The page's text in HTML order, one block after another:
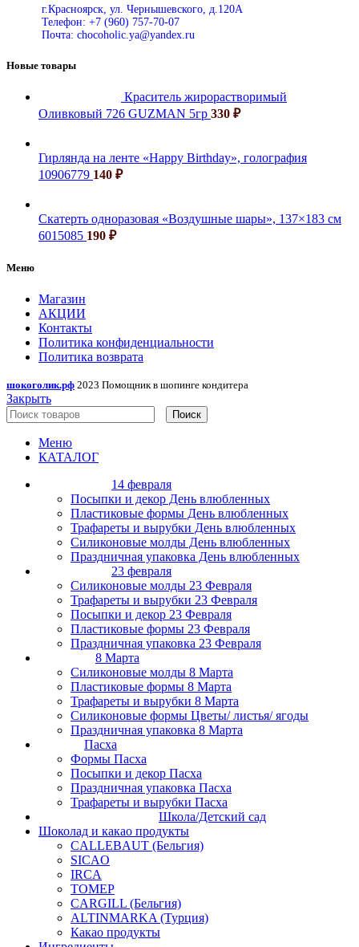
г.Красноярск, ул. Чернышевского, д.120А
Телефон: +7 (960) 757-70-07
Почта: chocoholic.ya@yandex.ru
Новые товары
Краситель жирорастворимый
Оливковый 726 GUZMAN 5гр 330 ₽
Гирлянда на ленте «Happy Birthday», голография
10906779 140 ₽
Скатерть одноразовая «Воздушные шары», 137×183 см
6015085 190 ₽
Меню
Магазин
АКЦИИ
Контакты
Политика конфиденциальности
Политика возврата
шокоголик.рф 2023 Помощник в шопинге кондитера
Закрыть
Поиск
Меню
КАТАЛОГ
14 февраля
Посыпки и декор День влюбленных
Пластиковые формы День влюбленных
Трафареты и вырубки День влюбленных
Силиконовые молды День влюбленных
Праздничная упаковка День влюбленных
23 февраля
Силиконовые молды 23 Февраля
Трафареты и вырубки 23 Февраля
Посыпки и декор 23 Февраля
Пластиковые формы 23 Февраля
Праздничная упаковка 23 Февраля
8 Марта
Силиконовые молды 8 Марта
Пластиковые формы 8 Марта
Трафареты и вырубки 8 Марта
Силиконовые формы Цветы/ листья/ ягоды
Праздничная упаковка 8 Марта
Пасха
Формы Пасха
Посыпки и декор Пасха
Праздничная упаковка Пасха
Трафареты и вырубки Пасха
Школа/Детский сад
Шоколад и какао продукты
CALLEBAUT (Бельгия)
SICAO
IRCA
ТОМЕР
CARGILL (Бельгия)
ALTINMARKA (Турция)
Какао продукты